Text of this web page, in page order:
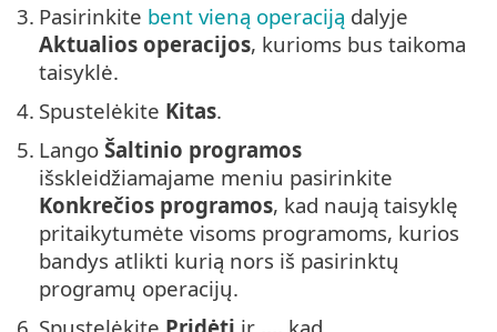
3. Pasirinkite bent vieną operaciją dalyje
Aktualios operacijos, kurioms bus taikoma
taisyklė.
4. Spustelėkite Kitas.
5. Lango Šaltinio programos
išskleidžiamajame meniu pasirinkite
Konkrečios programos, kad naują taisyklę
pritaikytumėte visoms programoms, kurios
bandys atlikti kurią nors iš pasirinktų
programų operacijų.